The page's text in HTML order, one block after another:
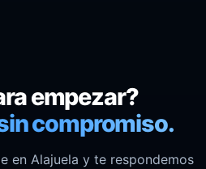
empezar?
compromiso.
en Alajuela y te respondemos